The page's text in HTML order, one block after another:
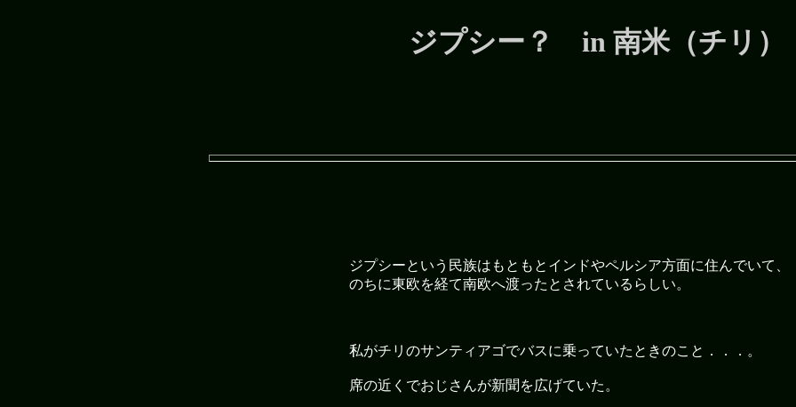
ジプシー？ in 南米（チリ）
ジプシーという民族はもともとインドやペルシア方面に住んでいて、
のちに東欧を経て南欧へ渡ったとされているらしい。
私がチリのサンティアゴでバスに乗っていたときのこと．．．。
席の近くでおじさんが新聞を広げていた。